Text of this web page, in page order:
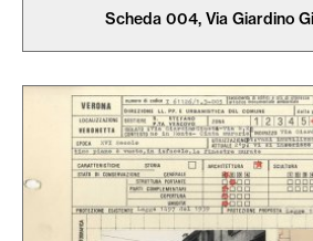
Scheda 004, Via Giardino